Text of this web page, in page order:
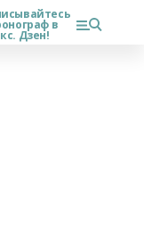
в
Дзен!